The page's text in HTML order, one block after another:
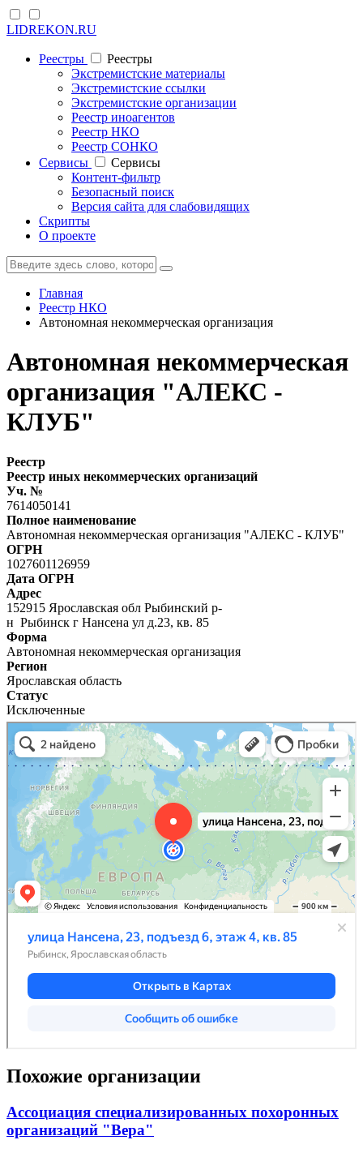
LIDREKON.RU
Реестры
Реестры
Экстремистские материалы
Экстремистские ссылки
Экстремистские организации
Реестр иноагентов
Реестр НКО
Реестр СОНКО
Cервисы
Cервисы
Контент-фильтр
Безопасный поиск
Версия сайта для слабовидящих
Скрипты
О проекте
Главная
Реестр НКО
Автономная некоммерческая организация
Автономная некоммерческая
организация "АЛЕКС -
КЛУБ"
Реестр
Реестр иных некоммерческих организаций
Уч. №
7614050141
Полное наименование
Автономная некоммерческая организация "АЛЕКС - КЛУБ"
ОГРН
1027601126959
Дата ОГРН
Адрес
152915 Ярославская обл Рыбинский р-
н Рыбинск г Нансена ул д.23, кв. 85
Форма
Автономная некоммерческая организация
Регион
Ярославская область
Статус
Исключенные
Похожие организации
Ассоциация специализированных похоронных
организаций "Вера"